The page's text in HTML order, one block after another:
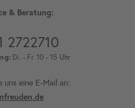
& Beratung:
2722710
Di. - Fr. 10 - 15 Uhr
eine E-Mail an: